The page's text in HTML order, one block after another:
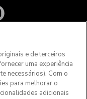
e de terceiros
uma experiência
necessários). Com o
para melhorar o
adicionais